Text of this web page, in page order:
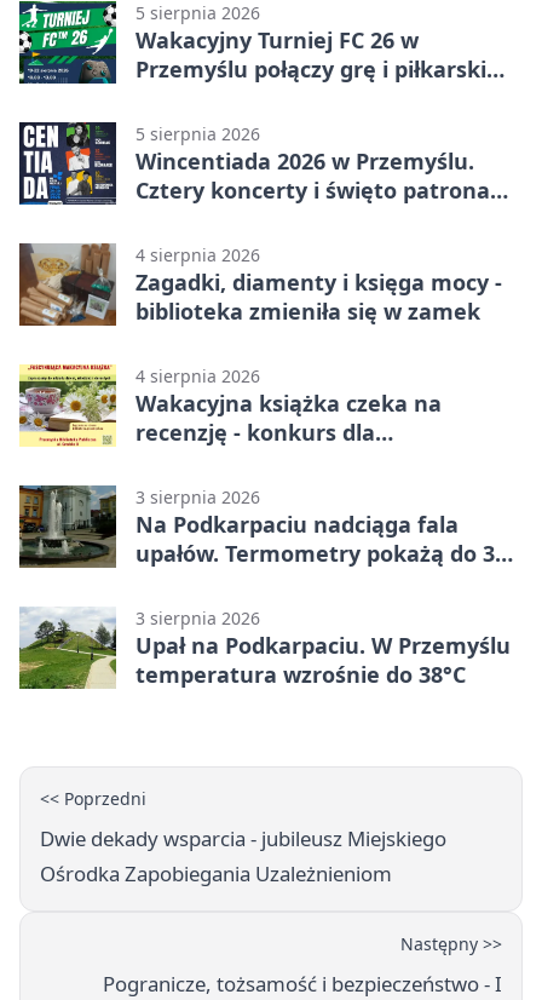
5 sierpnia 2026
Wakacyjny Turniej FC 26 w
Przemyślu połączy grę i piłkarski
5 sierpnia 2026
Wincentiada 2026 w Przemyślu.
Cztery koncerty i święto patrona
4 sierpnia 2026
Zagadki, diamenty i księga mocy -
biblioteka zmieniła się w zamek
4 sierpnia 2026
Wakacyjna książka czeka na
recenzję - konkurs dla
3 sierpnia 2026
Na Podkarpaciu nadciąga fala
upałów. Termometry pokażą do 36
3 sierpnia 2026
Upał na Podkarpaciu. W Przemyślu
temperatura wzrośnie do 38°C
<< Poprzedni
Dwie dekady wsparcia - jubileusz Miejskiego
Ośrodka Zapobiegania Uzależnieniom
Następny >>
Pogranicze, tożsamość i bezpieczeństwo - I